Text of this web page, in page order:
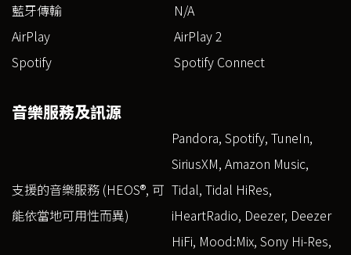
藍牙傳輸
N/A
AirPlay
AirPlay 2
Spotify
Spotify Connect
音樂服務及訊源
支援的音樂服務 (HEOS®, 可
能依當地可用性而異)
Pandora, Spotify, TuneIn,
SiriusXM, Amazon Music,
Tidal, Tidal HiRes,
iHeartRadio, Deezer, Deezer
HiFi, Mood:Mix, Sony Hi-Res,